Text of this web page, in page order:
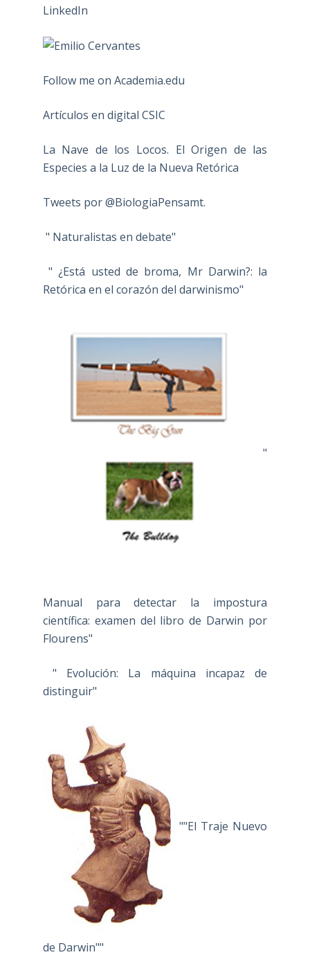
Follow me on Academia.edu
Artículos en digital CSIC
La Nave de los Locos. El Origen de las
Especies a la Luz de la Nueva Retórica
Tweets por @BiologiaPensamt.
" Naturalistas en debate"
" ¿Está usted de broma, Mr Darwin?: la
Retórica en el corazón del darwinismo"
"
Manual para detectar la impostura
científica: examen del libro de Darwin por
Flourens"
" Evolución: La máquina incapaz de
distinguir"
""El Traje Nuevo
de Darwin""